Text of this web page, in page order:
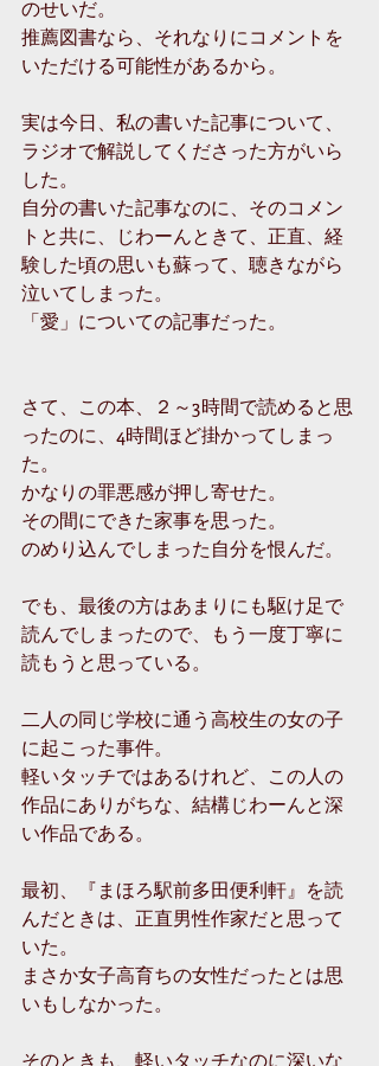
のせいだ。
推薦図書なら、それなりにコメントを
いただける可能性があるから。
実は今日、私の書いた記事について、
ラジオで解説してくださった方がいら
した。
自分の書いた記事なのに、そのコメン
トと共に、じわーんときて、正直、経
験した頃の思いも蘇って、聴きながら
泣いてしまった。
「愛」についての記事だった。
さて、この本、２～3時間で読めると思
ったのに、4時間ほど掛かってしまっ
た。
かなりの罪悪感が押し寄せた。
その間にできた家事を思った。
のめり込んでしまった自分を恨んだ。
でも、最後の方はあまりにも駆け足で
読んでしまったので、もう一度丁寧に
読もうと思っている。
二人の同じ学校に通う高校生の女の子
に起こった事件。
軽いタッチではあるけれど、この人の
作品にありがちな、結構じわーんと深
い作品である。
最初、『まほろ駅前多田便利軒』を読
んだときは、正直男性作家だと思って
いた。
まさか女子高育ちの女性だったとは思
いもしなかった。
そのときも、軽いタッチなのに深いな